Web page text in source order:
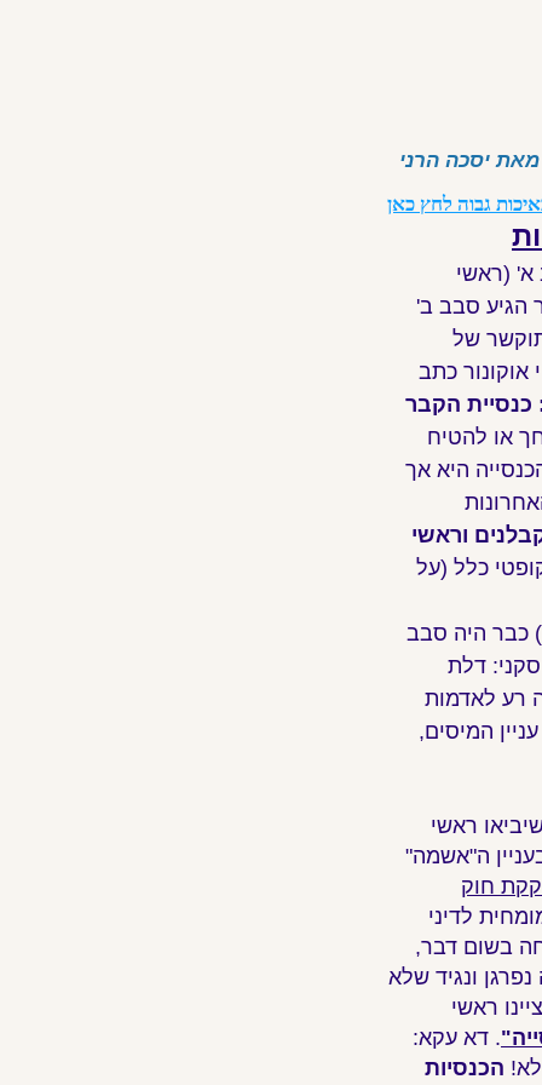
מאת יסכה הרני
גבוה לחץ כאן
א' (ראשי
הגיע סבב ב'
של
כתב
כנסיית הקבר
או להטיח
היא אך
וראשי
כלל (על
לא 'סתם' כסף, אלא הרבה, הרבה מאד כסף. בסוף חודש פברואר השנה (2018) כבר היה סבב
דלת
רע לאדמות
המיסים,
ראשי
ה"אשמה"
חוק
לדיני
בשום דבר,
ונגיד שלא
ראשי
. דא עקא:
הכנסיות